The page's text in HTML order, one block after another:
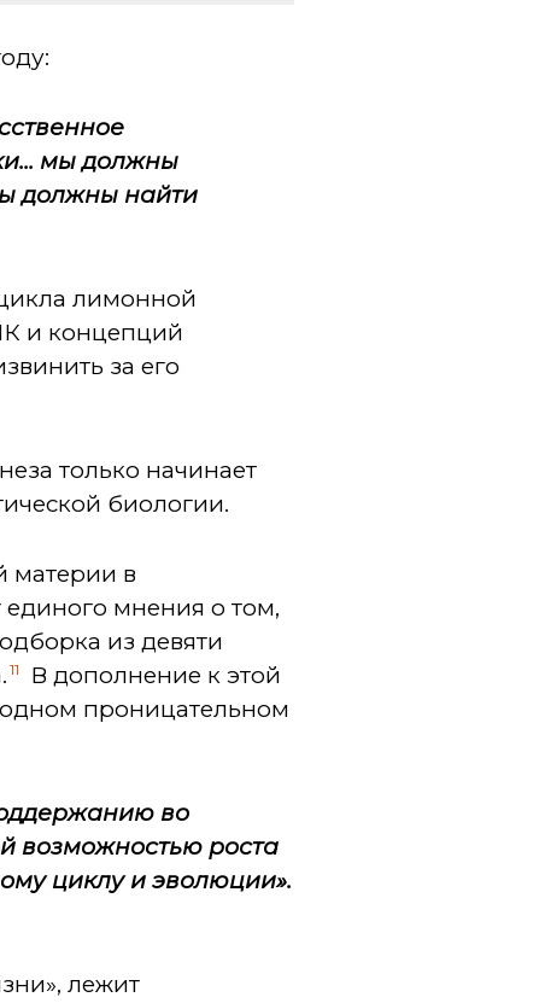
мы должны
должны найти
лимонной
и концепций
за его
только начинает
биологии.
материи в
единого мнения о том,
из девяти
11
В дополнение к этой
одном проницательном
во
возможностью роста
циклу и эволюции».
лежит